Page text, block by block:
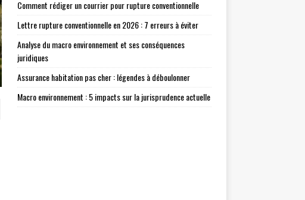
Comment rédiger un courrier pour rupture conventionnelle
Lettre rupture conventionnelle en 2026 : 7 erreurs à éviter
Analyse du macro environnement et ses conséquences
juridiques
Assurance habitation pas cher : légendes à déboulonner
Macro environnement : 5 impacts sur la jurisprudence actuelle